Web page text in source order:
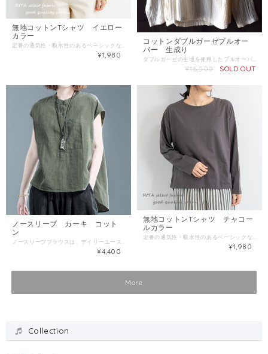
無地コットンTシャツ イエロー
カラー
¥1,980
コットンダブルガーゼプルオー
バー 生成り
¥16,500 SOLD OUT
ノースリーブ カーキ コット
ン
¥4,400
無地コットンTシャツ チャコー
ルカラー
¥1,980
More
Collection